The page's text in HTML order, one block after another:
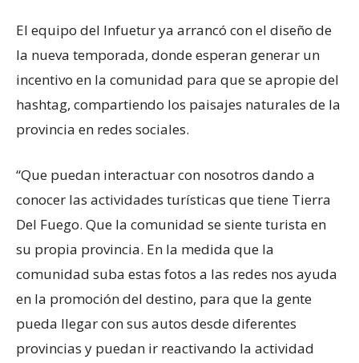
El equipo del Infuetur ya arrancó con el diseño de
la nueva temporada, donde esperan generar un
incentivo en la comunidad para que se apropie del
hashtag, compartiendo los paisajes naturales de la
provincia en redes sociales.
“Que puedan interactuar con nosotros dando a
conocer las actividades turísticas que tiene Tierra
Del Fuego. Que la comunidad se siente turista en
su propia provincia. En la medida que la
comunidad suba estas fotos a las redes nos ayuda
en la promoción del destino, para que la gente
pueda llegar con sus autos desde diferentes
provincias y puedan ir reactivando la actividad